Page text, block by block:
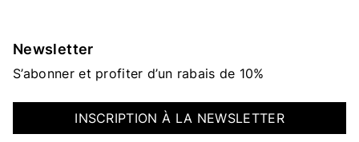
Newsletter
S’abonner et profiter d’un rabais de 10%
INSCRIPTION À LA NEWSLETTER